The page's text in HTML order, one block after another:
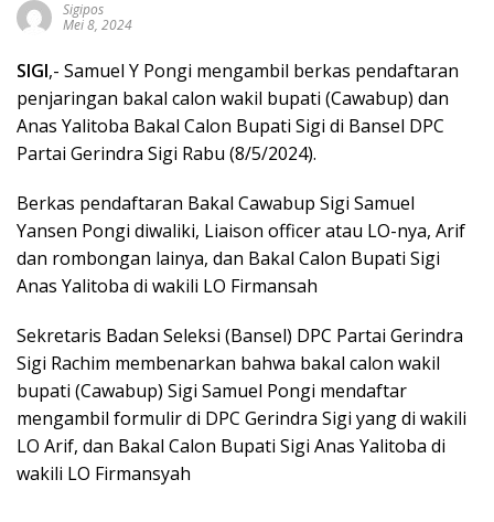
Sigipos
Mei 8, 2024
SIGI,- Samuel Y Pongi mengambil berkas pendaftaran
penjaringan bakal calon wakil bupati (Cawabup) dan
Anas Yalitoba Bakal Calon Bupati Sigi di Bansel DPC
Partai Gerindra Sigi Rabu (8/5/2024).
Berkas pendaftaran Bakal Cawabup Sigi Samuel
Yansen Pongi diwaliki, Liaison officer atau LO-nya, Arif
dan rombongan lainya, dan Bakal Calon Bupati Sigi
Anas Yalitoba di wakili LO Firmansah
Sekretaris Badan Seleksi (Bansel) DPC Partai Gerindra
Sigi Rachim membenarkan bahwa bakal calon wakil
bupati (Cawabup) Sigi Samuel Pongi mendaftar
mengambil formulir di DPC Gerindra Sigi yang di wakili
LO Arif, dan Bakal Calon Bupati Sigi Anas Yalitoba di
wakili LO Firmansyah